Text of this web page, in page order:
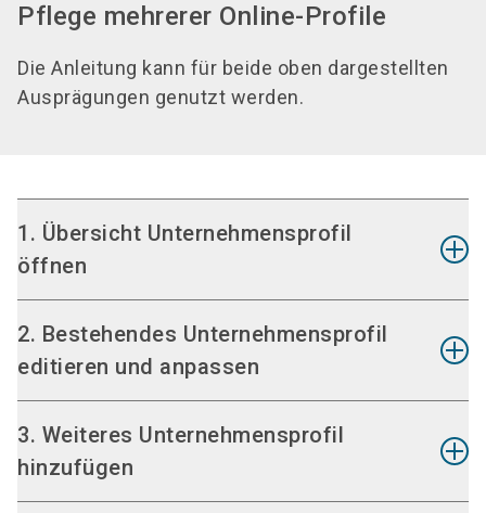
Pflege mehrerer Online-Profile
Die Anleitung kann für beide oben dargestellten
Ausprägungen genutzt werden.
1. Übersicht Unternehmensprofil
öffnen
Klicken Sie auf der Startseite auf
"Unternehmensprofile".
oder
- einbestehendes Unternehmensprofil
bearbeiten.
2. Bestehendes Unternehmensprofil
editieren und anpassen
Passen Sie das bestehende
Unternehmensprofil an – möchten Sie es für
3. Weiteres Unternehmensprofil
hinzufügen